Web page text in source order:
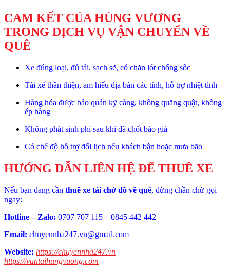
CAM KẾT CỦA HÙNG VƯƠNG
TRONG DỊCH VỤ VẬN CHUYỂN VỀ
QUÊ
Xe đúng loại, đủ tải, sạch sẽ, có chăn lót chống sốc
Tài xế thân thiện, am hiểu địa bàn các tỉnh, hỗ trợ nhiệt tình
Hàng hóa được bảo quản kỹ càng, không quăng quật, không
ép hàng
Không phát sinh phí sau khi đã chốt báo giá
Có chế độ hỗ trợ đổi lịch nếu khách bận hoặc mưa bão
HƯỚNG DẪN LIÊN HỆ ĐỂ THUÊ XE
Nếu bạn đang cần thuê xe tải chở đồ về quê, đừng chần chừ gọi
ngay:
Hotline – Zalo: 0707 707 115 – 0845 442 442
Email: chuyennha247.vn@gmail.com
Website: https://chuyennha247.vn
https://vantaihungvuong.com